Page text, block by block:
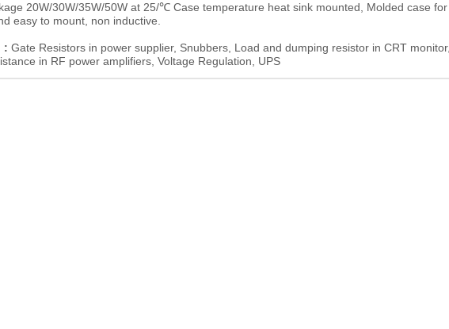
20W/30W/35W/50W at 25/℃ Case temperature heat sink mounted, Molded case for
easy to mount, non inductive.
: Gate Resistors in power supplier, Snubbers, Load and dumping resistor in CRT monitor,
in RF power amplifiers, Voltage Regulation, UPS